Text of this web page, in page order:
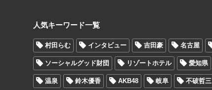
人気キーワード一覧
村田らむ インタビュー 吉田豪 名古屋
ソーシャルグッド財団 リゾートホテル 愛知県
温泉 鈴木優香 AKB48 岐阜 不破哲三